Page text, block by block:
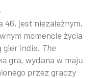
46, jest niezależnym,
momencie życia
gier indie. The
gra, wydana w maju
przez graczy